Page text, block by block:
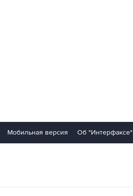
Мобильная версия Об "Интерфаксе"